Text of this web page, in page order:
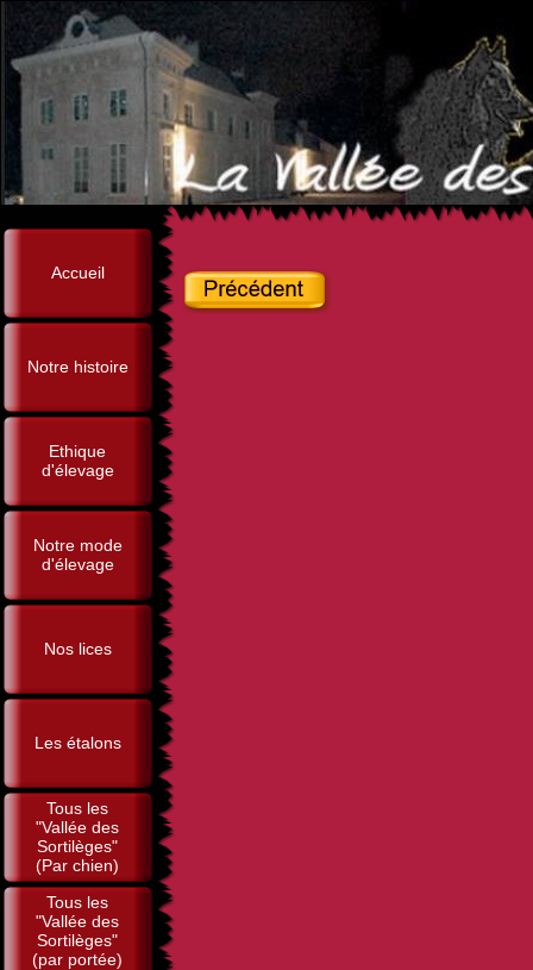
Accueil
Notre histoire
Ethique
d'élevage
Notre mode
d'élevage
Nos lices
Les étalons
Tous les
"Vallée des
Sortilèges"
(Par chien)
Tous les
"Vallée des
Sortilèges"
(par portée)